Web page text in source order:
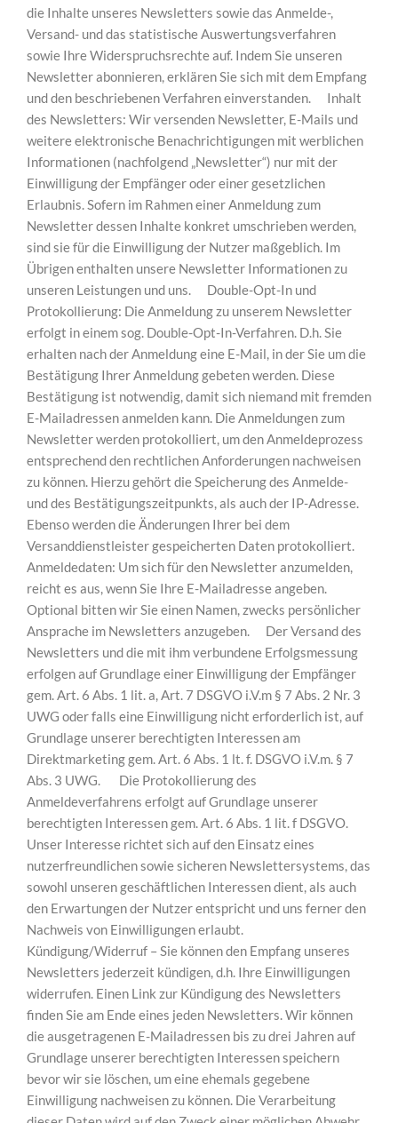
die Inhalte unseres Newsletters sowie das Anmelde-,
Versand- und das statistische Auswertungsverfahren
sowie Ihre Widerspruchsrechte auf. Indem Sie unseren
Newsletter abonnieren, erklären Sie sich mit dem Empfang
und den beschriebenen Verfahren einverstanden. Inhalt
des Newsletters: Wir versenden Newsletter, E-Mails und
weitere elektronische Benachrichtigungen mit werblichen
Informationen (nachfolgend „Newsletter“) nur mit der
Einwilligung der Empfänger oder einer gesetzlichen
Erlaubnis. Sofern im Rahmen einer Anmeldung zum
Newsletter dessen Inhalte konkret umschrieben werden,
sind sie für die Einwilligung der Nutzer maßgeblich. Im
Übrigen enthalten unsere Newsletter Informationen zu
unseren Leistungen und uns. Double-Opt-In und
Protokollierung: Die Anmeldung zu unserem Newsletter
erfolgt in einem sog. Double-Opt-In-Verfahren. D.h. Sie
erhalten nach der Anmeldung eine E-Mail, in der Sie um die
Bestätigung Ihrer Anmeldung gebeten werden. Diese
Bestätigung ist notwendig, damit sich niemand mit fremden
E-Mailadressen anmelden kann. Die Anmeldungen zum
Newsletter werden protokolliert, um den Anmeldeprozess
entsprechend den rechtlichen Anforderungen nachweisen
zu können. Hierzu gehört die Speicherung des Anmelde-
und des Bestätigungszeitpunkts, als auch der IP-Adresse.
Ebenso werden die Änderungen Ihrer bei dem
Versanddienstleister gespeicherten Daten protokolliert.
Anmeldedaten: Um sich für den Newsletter anzumelden,
reicht es aus, wenn Sie Ihre E-Mailadresse angeben.
Optional bitten wir Sie einen Namen, zwecks persönlicher
Ansprache im Newsletters anzugeben. Der Versand des
Newsletters und die mit ihm verbundene Erfolgsmessung
erfolgen auf Grundlage einer Einwilligung der Empfänger
gem. Art. 6 Abs. 1 lit. a, Art. 7 DSGVO i.V.m § 7 Abs. 2 Nr. 3
UWG oder falls eine Einwilligung nicht erforderlich ist, auf
Grundlage unserer berechtigten Interessen am
Direktmarketing gem. Art. 6 Abs. 1 lt. f. DSGVO i.V.m. § 7
Abs. 3 UWG. Die Protokollierung des
Anmeldeverfahrens erfolgt auf Grundlage unserer
berechtigten Interessen gem. Art. 6 Abs. 1 lit. f DSGVO.
Unser Interesse richtet sich auf den Einsatz eines
nutzerfreundlichen sowie sicheren Newslettersystems, das
sowohl unseren geschäftlichen Interessen dient, als auch
den Erwartungen der Nutzer entspricht und uns ferner den
Nachweis von Einwilligungen erlaubt.
Kündigung/Widerruf – Sie können den Empfang unseres
Newsletters jederzeit kündigen, d.h. Ihre Einwilligungen
widerrufen. Einen Link zur Kündigung des Newsletters
finden Sie am Ende eines jeden Newsletters. Wir können
die ausgetragenen E-Mailadressen bis zu drei Jahren auf
Grundlage unserer berechtigten Interessen speichern
bevor wir sie löschen, um eine ehemals gegebene
Einwilligung nachweisen zu können. Die Verarbeitung